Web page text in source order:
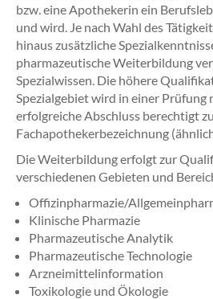
bzw. eine Apothekerin ein
und wird. Je nach Wahl des
hinaus zusätzliche
pharmazeutische Weiterbildung
Spezialwissen. Die höhere
Spezialgebiet wird in einer Prüfung
erfolgreiche Abschluss berechtigt
Fachapothekerbezeichnung
Die Weiterbildung erfolgt zur
verschiedenen Gebieten und
Offizinpharmazie/
Klinische Pharmazie
Pharmazeutische Analytik
Pharmazeutische Technologie
Arzneimittelinformation
Toxikologie und Ökologie